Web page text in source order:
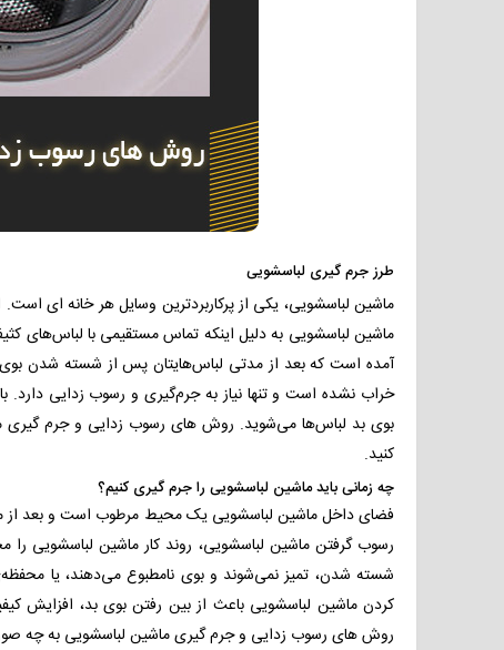
طرزجرم گیری لباسشویی
ماشین لباسشویی، یکی از پرکاربردترین وسایل هر خانه ای است.
ماشین لباسشویی به دلیل اینکه تماس مستقیمی با لباس‌های
آمده است که بعد از مدتی لباس‌هایتان پس از شسته شدن بوی
خراب نشده است و تنها نیاز به جرم‌گیری و رسوب زدایی
بوی بد لباس‌ها می‌شوید. روش های رسوب زدایی و جرم گیری
کنید.
چه زمانی باید ماشین لباسشویی را جرم گیری کنیم؟
فضای داخل ماشین لباسشویی یک محیط مرطوب است و بعد از
رسوب گرفتن ماشین لباسشویی، روند کار ماشین لباسشویی
شسته شدن، تمیز نمی‌شوند و بوی نامطبوع می‌دهند، یا
کردن ماشین لباسشویی باعث از بین رفتن بوی بد، افزایش
روش های رسوب زدایی و جرم گیری ماشین لباسشویی به چه